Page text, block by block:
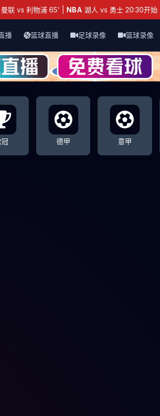
联 vs 利物浦 65' | NBA 湖人 vs 勇士 20:30开始 |
播 篮球直播 足球录像 篮球录像
冠 德甲 意甲